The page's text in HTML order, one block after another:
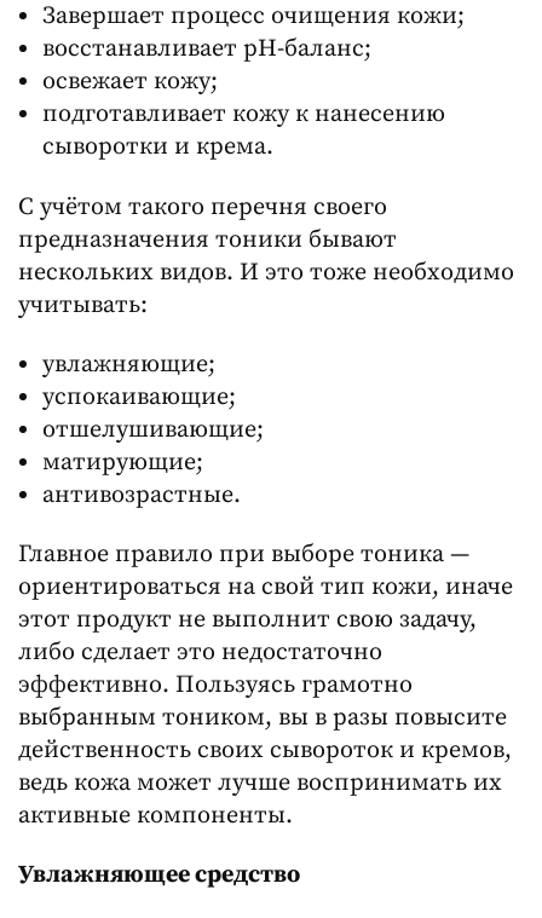
Завершает процесс очищения кожи;
восстанавливает рН-баланс;
освежает кожу;
подготавливает кожу к нанесению
сыворотки и крема.
С учётом такого перечня своего
предназначения тоники бывают
нескольких видов. И это тоже необходимо
учитывать:
увлажняющие;
успокаивающие;
отшелушивающие;
матирующие;
антивозрастные.
Главное правило при выборе тоника —
ориентироваться на свой тип кожи, иначе
этот продукт не выполнит свою задачу,
либо сделает это недостаточно
эффективно. Пользуясь грамотно
выбранным тоником, вы в разы повысите
действенность своих сывороток и кремов,
ведь кожа может лучше воспринимать их
активные компоненты.
Увлажняющее средство